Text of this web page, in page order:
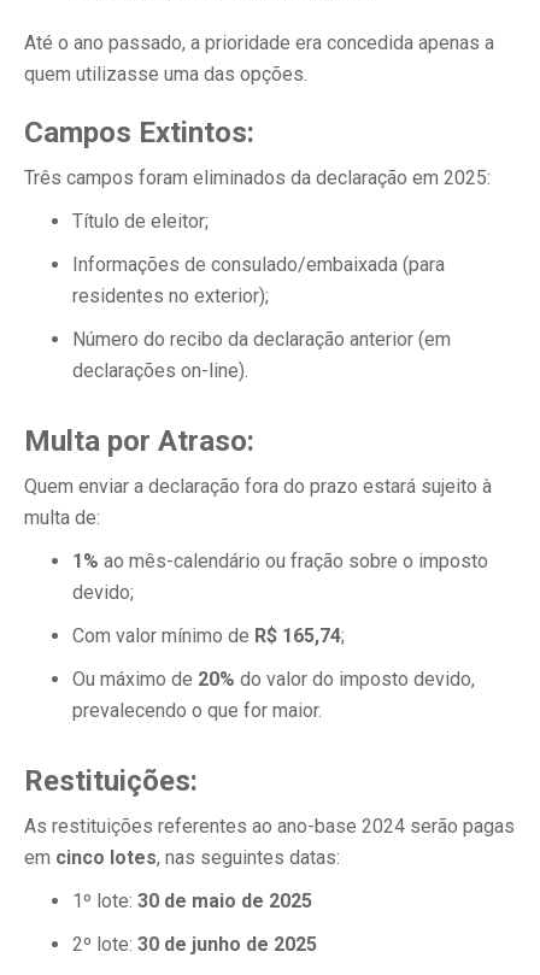
Até o ano passado, a prioridade era concedida apenas a
quem utilizasse uma das opções.
Campos Extintos:
Três campos foram eliminados da declaração em 2025:
Título de eleitor;
Informações de consulado/embaixada (para
residentes no exterior);
Número do recibo da declaração anterior (em
declarações on-line).
Multa por Atraso:
Quem enviar a declaração fora do prazo estará sujeito à
multa de:
1% ao mês-calendário ou fração sobre o imposto
devido;
Com valor mínimo de R$ 165,74;
Ou máximo de 20% do valor do imposto devido,
prevalecendo o que for maior.
Restituições:
As restituições referentes ao ano-base 2024 serão pagas
em cinco lotes, nas seguintes datas:
1º lote: 30 de maio de 2025
2º lote: 30 de junho de 2025